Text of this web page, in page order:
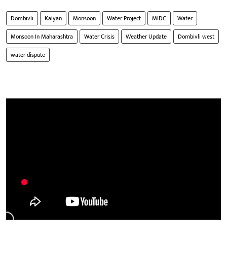
Dombivli Kalyan Monsoon Water Project MIDC
Water
Monsoon In Maharashtra
Water Crisis Weather Update
Dombivli west
water dispute